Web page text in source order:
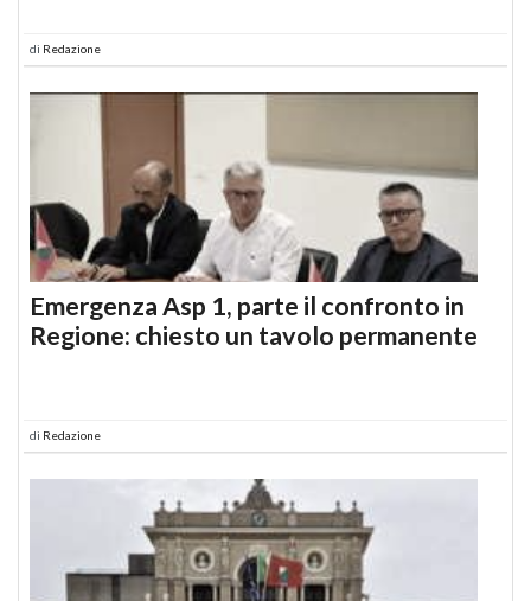
di Redazione
Emergenza Asp 1, parte il confronto in
Regione: chiesto un tavolo permanente
di Redazione